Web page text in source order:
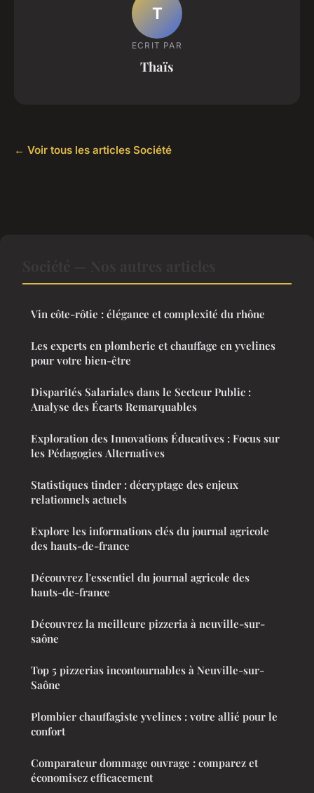
T
ECRIT PAR
Thaïs
← Voir tous les articles Société
Vin côte-rôtie : élégance et complexité du rhône
Les experts en plomberie et chauffage en yvelines
pour votre bien-être
Disparités Salariales dans le Secteur Public :
Analyse des Écarts Remarquables
Exploration des Innovations Éducatives : Focus sur
les Pédagogies Alternatives
Statistiques tinder : décryptage des enjeux
relationnels actuels
Explore les informations clés du journal agricole
des hauts-de-france
Découvrez l'essentiel du journal agricole des
hauts-de-france
Découvrez la meilleure pizzeria à neuville-sur-
saône
Top 5 pizzerias incontournables à Neuville-sur-
Saône
Plombier chauffagiste yvelines : votre allié pour le
confort
Comparateur dommage ouvrage : comparez et
économisez efficacement